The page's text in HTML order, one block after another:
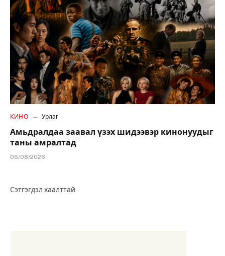
КИНО Урлаг
Амьдралдаа заавал үзэх шидээвэр кинонуудыг
таны амралтад
06/08/2026
Сэтгэгдэл хаалттай